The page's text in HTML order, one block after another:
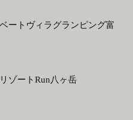
ートヴィラグランピング富
ゾートRun八ヶ岳